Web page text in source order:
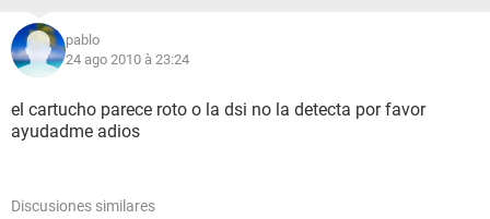
pablo
24 ago 2010 à 23:24
el cartucho parece roto o la dsi no la detecta por favor
ayudadme adios
Discusiones similares